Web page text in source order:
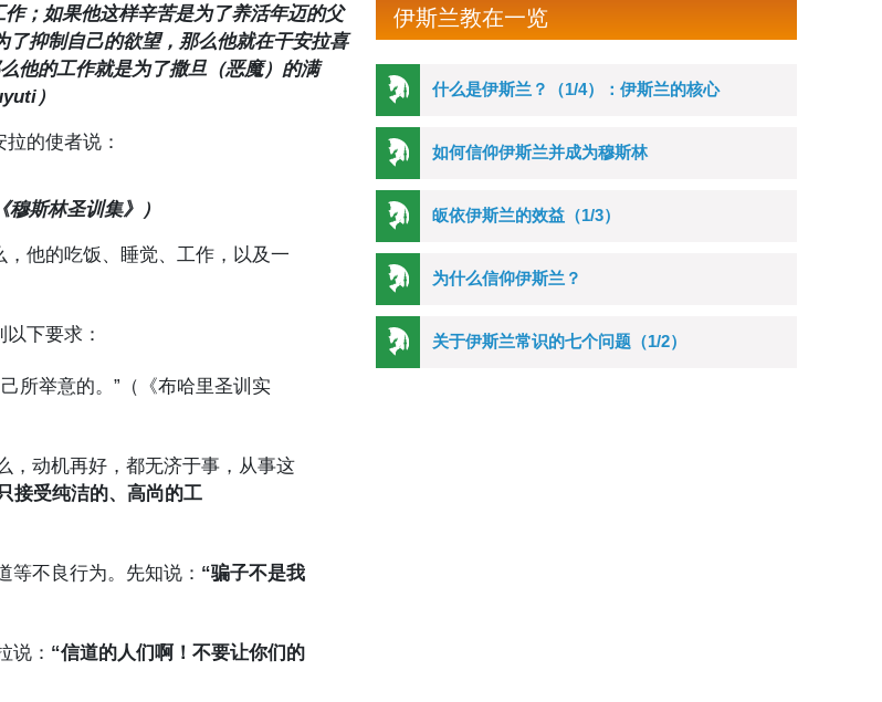
；如果他这样辛苦是为了养活年迈的父
抑制自己的欲望，那么他就在干安拉喜
他的工作就是为了撒旦（恶魔）的满
）
的使者说：
斯林圣训集》）
他的吃饭、睡觉、工作，以及一
下要求：
所举意的。”（《布哈里圣训实
，动机再好，都无济于事，从事这
接受纯洁的、高尚的工
等不良行为。先知说： “骗子不是我
说： “信道的人们啊！不要让你们的
伊斯兰教在一览
什么是伊斯兰？（1/4）：伊斯兰的核心
如何信仰伊斯兰并成为穆斯林
皈依伊斯兰的效益（1/3）
为什么信仰伊斯兰？
关于伊斯兰常识的七个问题（1/2）